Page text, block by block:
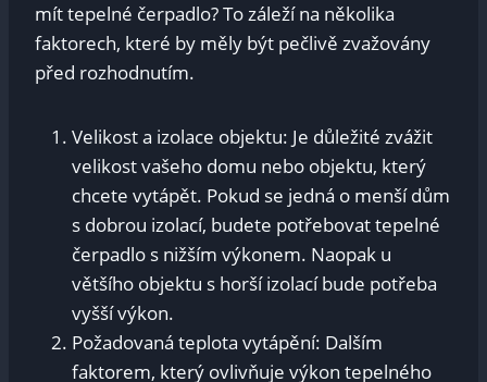
mít tepelné čerpadlo? To záleží na několika
faktorech, které by měly být pečlivě zvažovány
před rozhodnutím.
Velikost a izolace objektu: Je důležité zvážit
velikost vašeho domu nebo objektu, který
chcete vytápět. Pokud se jedná o menší dům
s dobrou izolací, budete potřebovat tepelné
čerpadlo s nižším výkonem. Naopak u
většího objektu s horší izolací bude potřeba
vyšší výkon.
Požadovaná teplota vytápění: Dalším
faktorem, který ovlivňuje výkon tepelného